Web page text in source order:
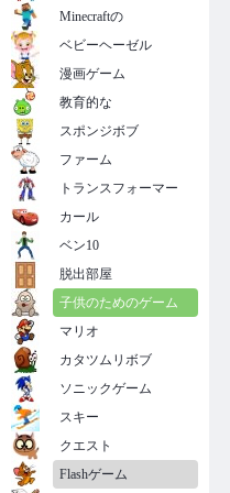
Minecraftの
ベビーヘーゼル
漫画ゲーム
教育的な
スポンジボブ
ファーム
トランスフォーマー
カール
ベン10
脱出部屋
子供のためのゲーム
マリオ
カタツムリボブ
ソニックゲーム
スキー
クエスト
Flashゲーム